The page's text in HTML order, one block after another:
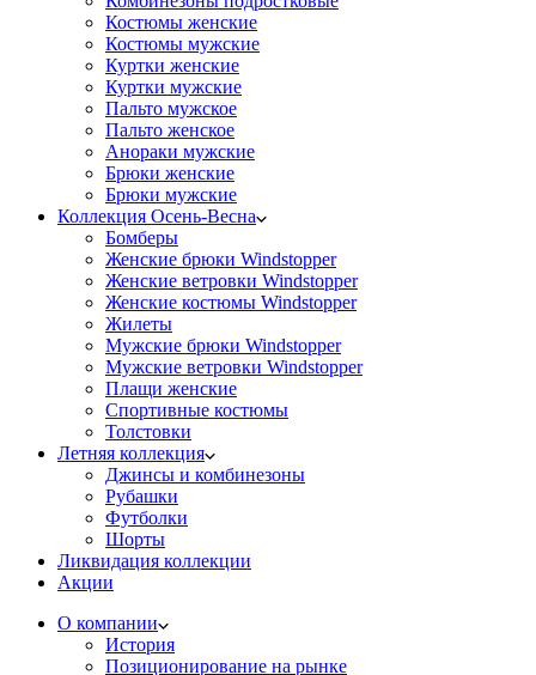
Костюмы женские
Костюмы мужские
Куртки женские
Куртки мужские
Пальто мужское
Пальто женское
Анораки мужские
Брюки женские
Брюки мужские
Коллекция Осень-Весна
Бомберы
Женские брюки Windstopper
Женские ветровки Windstopper
Женские костюмы Windstopper
Жилеты
Мужские брюки Windstopper
Мужские ветровки Windstopper
Плащи женские
Спортивные костюмы
Толстовки
Летняя коллекция
Джинсы и комбинезоны
Рубашки
Футболки
Шорты
Ликвидация коллекции
Акции
О компании
История
Позиционирование на рынке